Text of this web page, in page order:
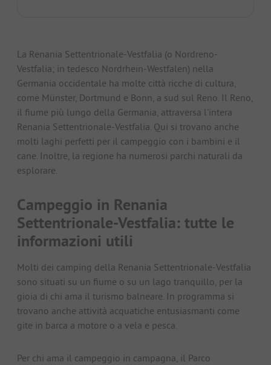
La Renania Settentrionale-Vestfalia (o Nordreno-
Vestfalia; in tedesco Nordrhein-Westfalen) nella
Germania occidentale ha molte città ricche di cultura,
come Münster, Dortmund e Bonn, a sud sul Reno. Il Reno,
il fiume più lungo della Germania, attraversa l'intera
Renania Settentrionale-Vestfalia. Qui si trovano anche
molti laghi perfetti per il campeggio con i bambini e il
cane. Inoltre, la regione ha numerosi parchi naturali da
esplorare.
Campeggio in Renania
Settentrionale-Vestfalia: tutte le
informazioni utili
Molti dei camping della Renania Settentrionale-Vestfalia
sono situati su un fiume o su un lago tranquillo, per la
gioia di chi ama il turismo balneare. In programma si
trovano anche attività acquatiche entusiasmanti come
gite in barca a motore o a vela e pesca.
Per chi ama il campeggio in campagna, il Parco